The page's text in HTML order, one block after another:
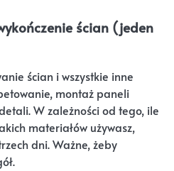
ścian (jeden
ścian i wszystkie inne
montaż paneli
W zależności od tego, ile
materiałów używasz,
dni. Ważne, żeby